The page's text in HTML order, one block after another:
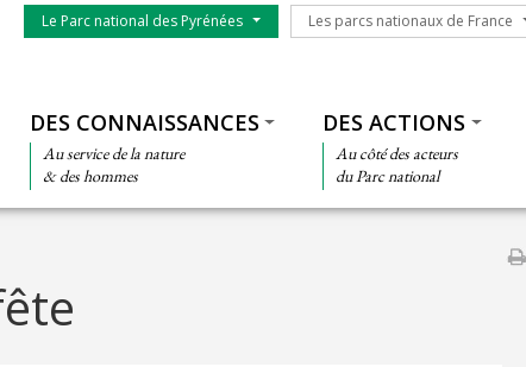
Menu du parc
Le Parc national des Pyrénées Les parcs nationaux de France
Les parcs nationaux de France
DES CONNAISSANCES
Au service de la nature
& des hommes
DES ACTIONS
Au côté des acteurs
du Parc national